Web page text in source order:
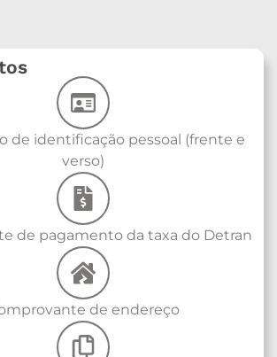
de identificação pessoal (frente e
verso)
de pagamento da taxa do Detran
de endereço